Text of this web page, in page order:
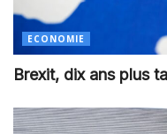
ECONOMIE
Brexit, dix ans plus